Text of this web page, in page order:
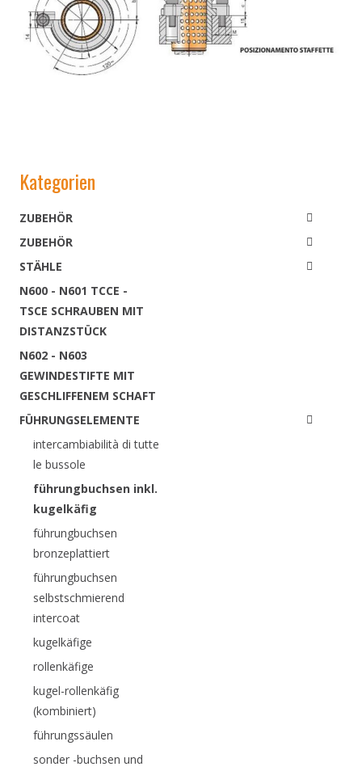
Kategorien
ZUBEHÖR
ZUBEHÖR
STÄHLE
N600 - N601 TCCE -
TSCE SCHRAUBEN MIT
DISTANZSTÜCK
N602 - N603
GEWINDESTIFTE MIT
GESCHLIFFENEM SCHAFT
FÜHRUNGSELEMENTE
intercambiabilità di tutte
le bussole
führungbuchsen inkl.
kugelkäfig
führungbuchsen
bronzeplattiert
führungbuchsen
selbstschmierend
intercoat
kugelkäfige
rollenkäfige
kugel-rollenkäfig
(kombiniert)
führungssäulen
sonder -buchsen und